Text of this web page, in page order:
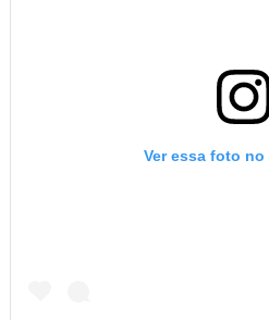
Ver essa foto